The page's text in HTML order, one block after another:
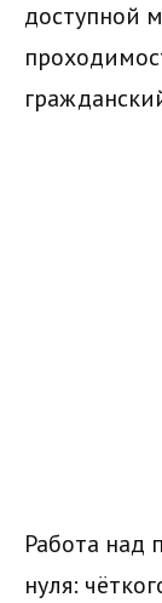
доступной
Работа над
нуля: